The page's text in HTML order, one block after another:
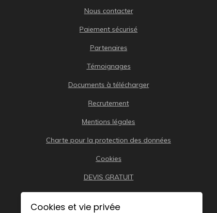
Nous contacter
Paiement sécurisé
Partenaires
Témoignages
Documents à télécharger
Recrutement
Mentions légales
Charte pour la protection des données
Cookies
DEVIS GRATUIT
Cookies et vie privée